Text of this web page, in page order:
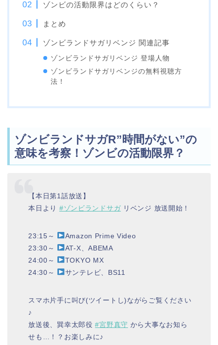
ゾンビの活動限界はどのくらい？
まとめ
ゾンビランドサガリベンジ 関連記事
ゾンビランドサガリベンジ 登場人物
ゾンビランドサガリベンジの無料視聴方
法！
ゾンビランドサガR”時間がない”の
意味を考察！ゾンビの活動限界？
【本日第1話放送】
本日より #ゾンビランドサガリベンジ 放送開始！
23:15～
Amazon Prime Video
23:30～
AT-X、ABEMA
24:00～
TOKYO MX
24:30～
サンテレビ、BS11
スマホ片手に叫び(ツイートし)ながらご覧ください
♪
放送後、巽幸太郎役#宮野真守 から大事なお知ら
せも…！？お楽しみに♪